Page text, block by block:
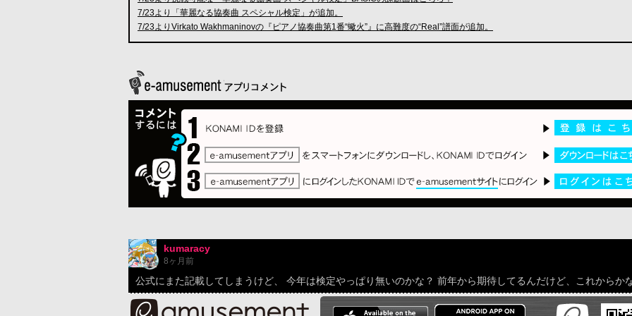
7/23より「華麗なる協奏曲 スペシャル検定」が追加。
7/23よりVirkato Wakhmaninovの『ピアノ協奏曲第1番“蠍火”』に高難度の“Real”譜面が追加。
kumaracy
8ヶ月前
公式にまた記載してしまうけど、 今年は検定やっぱり無いのかな？ 前年から期待してるんだけど、これからか